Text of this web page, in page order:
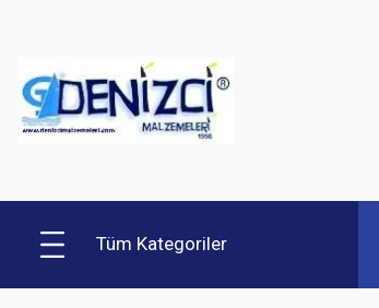
Tüm Kategoriler